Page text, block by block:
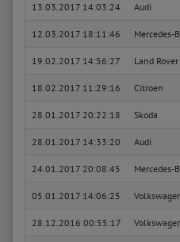
13.03.2017 14:03:24 Audi
12.03.2017 18:11:46 Mercedes-
19.02.2017 14:56:27 Land Rover
18.02.2017 11:29:16 Citroen
28.01.2017 20:22:18 Skoda
28.01.2017 14:33:20 Audi
24.01.2017 20:08:45 Mercedes-
05.01.2017 14:06:25
28.12.2016 00:55:17